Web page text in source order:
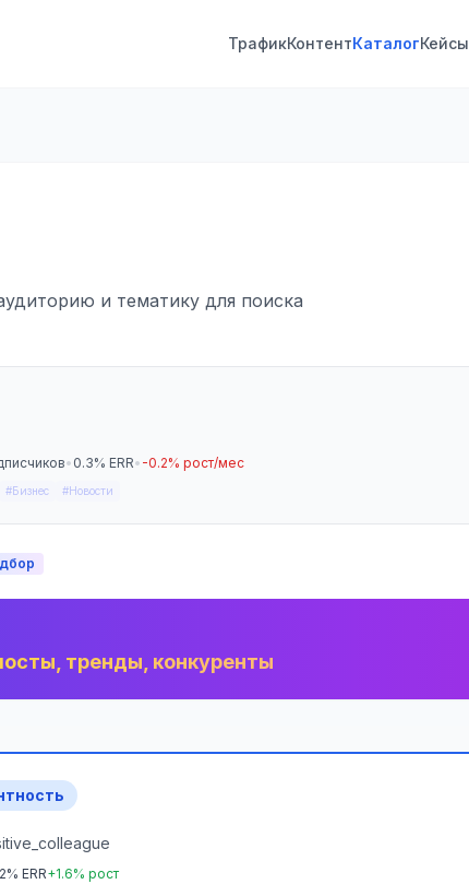
ТрафикКонтентКаталогКейсы
и тематику для поиска
• 0.3% ERR• -0.2% рост/мес
#Бизнес #Новости
тренды, конкуренты
ERR+1.6% рост